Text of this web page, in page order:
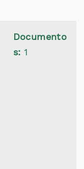
Documento
s: 1